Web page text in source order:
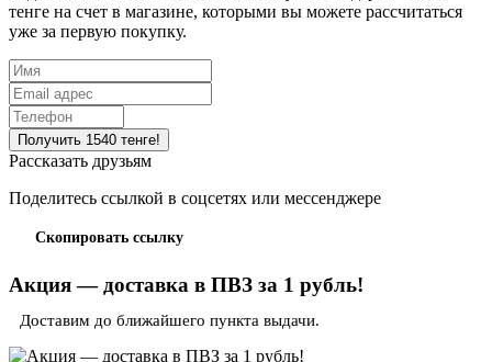
тенге на счет в магазине, которыми вы можете рассчитаться
уже за первую покупку.
Рассказать друзьям
Поделитесь ссылкой в соцсетях или мессенджере
Скопировать ссылку
Акция — доставка в ПВЗ за 1 рубль!
Доставим до ближайшего пункта выдачи.